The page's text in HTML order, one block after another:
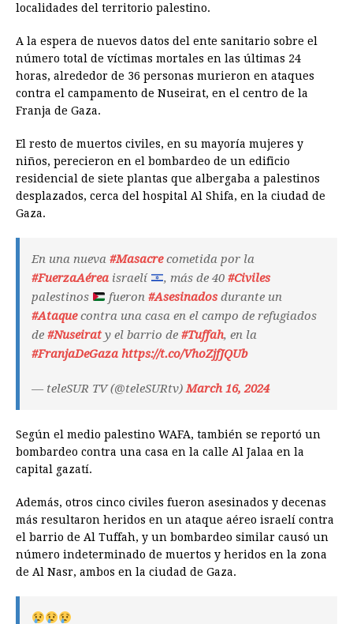
localidades del territorio palestino.
A la espera de nuevos datos del ente sanitario sobre el
número total de víctimas mortales en las últimas 24
horas, alrededor de 36 personas murieron en ataques
contra el campamento de Nuseirat, en el centro de la
Franja de Gaza.
El resto de muertos civiles, en su mayoría mujeres y
niños, perecieron en el bombardeo de un edificio
residencial de siete plantas que albergaba a palestinos
desplazados, cerca del hospital Al Shifa, en la ciudad de
Gaza.
En una nueva #Masacrecometida por la
#FuerzaAérea israelí , más de 40#Civiles
palestinos
fueron#Asesinados durante un
#Ataquecontra una casa en el campo de refugiados
de #Nuseiraty el barrio de #Tuffah, en la
#FranjaDeGaza https://t.co/VhoZjfJQUb
— teleSUR TV (@teleSURtv)March 16, 2024
Según el medio palestino WAFA, también se reportó un
bombardeo contra una casa en la calle Al Jalaa en la
capital gazatí.
Además, otros cinco civiles fueron asesinados y decenas
más resultaron heridos en un ataque aéreo israelí contra
el barrio de Al Tuffah, y un bombardeo similar causó un
número indeterminado de muertos y heridos en la zona
de Al Nasr, ambos en la ciudad de Gaza.